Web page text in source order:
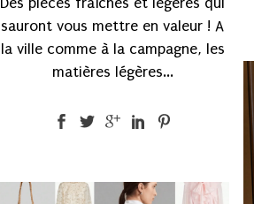
sauront vous mettre en valeur ! A
la ville comme à la campagne, les
matières légères...